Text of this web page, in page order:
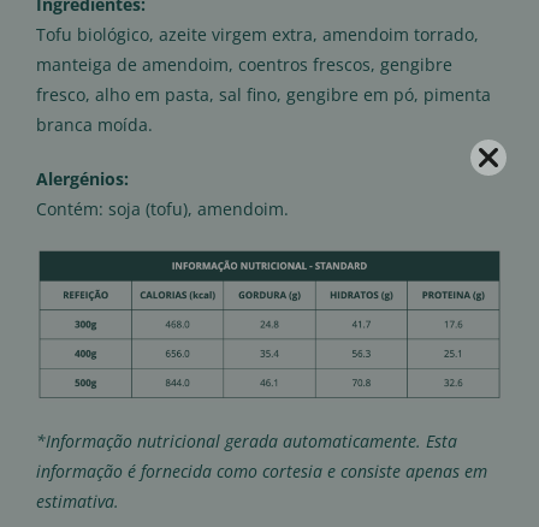
Tofu biológico, azeite virgem extra, amendoim torrado,
manteiga de amendoim, coentros frescos, gengibre
fresco, alho em pasta, sal fino, gengibre em pó, pimenta
branca moída.
Alergénios:
Contém: soja (tofu), amendoim.
*Informação nutricional gerada automaticamente. Esta
informação é fornecida como cortesia e consiste apenas em
estimativa.